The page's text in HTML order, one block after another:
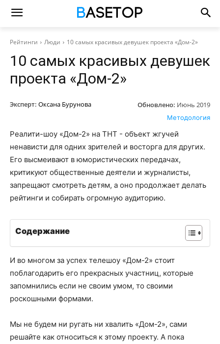
Рейтинги Люди 10 самых красивых девушек проекта «Дом-2»
10 самых красивых девушек
проекта «Дом-2»
Эксперт: Оксана Бурунова Обновлено: Июнь 2019
Методология
Реалити-шоу «Дом-2» на ТНТ - объект жгучей
ненависти для одних зрителей и восторга для других.
Его высмеивают в юмористических передачах,
критикуют общественные деятели и журналисты,
запрещают смотреть детям, а оно продолжает делать
рейтинги и собирать огромную аудиторию.
Содержание
И во многом за успех телешоу «Дом-2» стоит
поблагодарить его прекрасных участниц, которые
запомнились если не своим умом, то своими
роскошными формами.
Мы не будем ни ругать ни хвалить «Дом-2», сами
решайте как относиться к этому проекту. А пока